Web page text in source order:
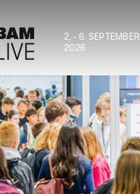
2. - 6. SEPTEMBER
2026